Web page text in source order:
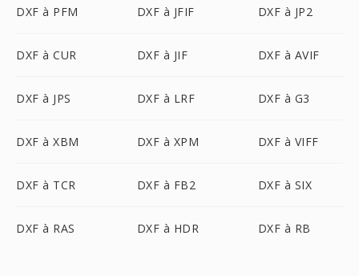
DXF à PFM DXF à JFIF DXF à JP2
DXF à CUR DXF à JIF DXF à AVIF
DXF à JPS DXF à LRF DXF à G3
DXF à XBM DXF à XPM DXF à VIFF
DXF à TCR DXF à FB2 DXF à SIX
DXF à RAS DXF à HDR DXF à RB